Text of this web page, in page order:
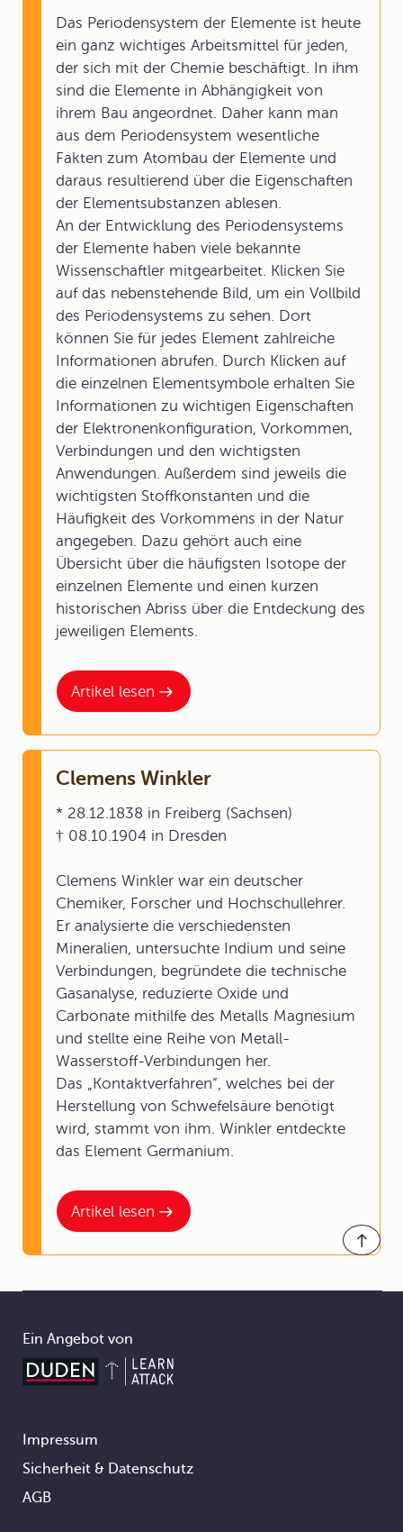
Artikel lesen
Das Periodensystem der Elemente ist heute
ein ganz wichtiges Arbeitsmittel für jeden,
der sich mit der Chemie beschäftigt. In ihm
sind die Elemente in Abhängigkeit von
ihrem Bau angeordnet. Daher kann man
aus dem Periodensystem wesentliche
Fakten zum Atombau der Elemente und
daraus resultierend über die Eigenschaften
der Elementsubstanzen ablesen.
An der Entwicklung des Periodensystems
der Elemente haben viele bekannte
Wissenschaftler mitgearbeitet. Klicken Sie
auf das nebenstehende Bild, um ein Vollbild
des Periodensystems zu sehen. Dort
können Sie für jedes Element zahlreiche
Informationen abrufen. Durch Klicken auf
die einzelnen Elementsymbole erhalten Sie
Informationen zu wichtigen Eigenschaften
der Elektronenkonfiguration, Vorkommen,
Verbindungen und den wichtigsten
Anwendungen. Außerdem sind jeweils die
wichtigsten Stoffkonstanten und die
Häufigkeit des Vorkommens in der Natur
angegeben. Dazu gehört auch eine
Übersicht über die häufigsten Isotope der
einzelnen Elemente und einen kurzen
historischen Abriss über die Entdeckung des
jeweiligen Elements.
Artikel lesen
Clemens Winkler
* 28.12.1838 in Freiberg (Sachsen)
† 08.10.1904 in Dresden
Clemens Winkler war ein deutscher
Chemiker, Forscher und Hochschullehrer.
Er analysierte die verschiedensten
Mineralien, untersuchte Indium und seine
Verbindungen, begründete die technische
Gasanalyse, reduzierte Oxide und
Carbonate mithilfe des Metalls Magnesium
und stellte eine Reihe von Metall-
Wasserstoff-Verbindungen her.
Das „Kontaktverfahren“, welches bei der
Herstellung von Schwefelsäure benötigt
wird, stammt von ihm. Winkler entdeckte
das Element Germanium.
Ein Angebot von
Footer
Impressum
Sicherheit & Datenschutz
AGB